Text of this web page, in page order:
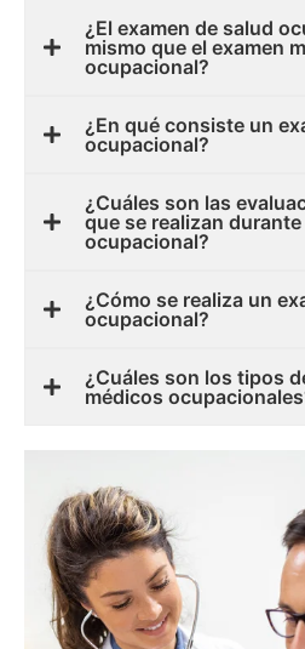
¿El examen de salud
mismo que el examen
ocupacional?
¿En qué consiste un
ocupacional?
¿Cuáles son las
que se realizan
ocupacional?
¿Cómo se realiza un
ocupacional?
¿Cuáles son los tipos
médicos